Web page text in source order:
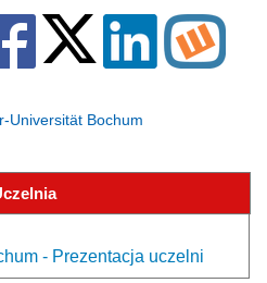
Universität Bochum
- Prezentacja uczelni